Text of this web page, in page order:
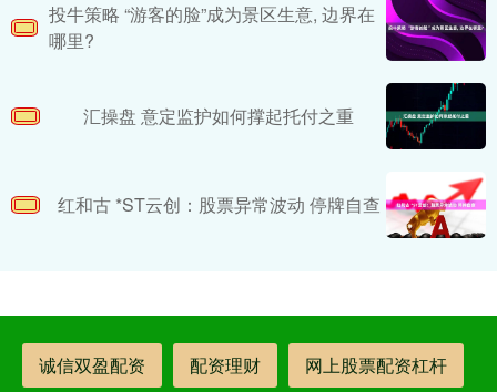
投牛策略 “游客的脸”成为景区生意, 边界在
哪里?
汇操盘 意定监护如何撑起托付之重
红和古 *ST云创：股票异常波动 停牌自查
诚信双盈配资 配资理财 网上股票配资杠杆